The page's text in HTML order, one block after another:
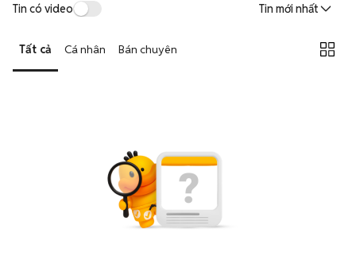
Tin có video Tin mới nhất
Tất cả Cá nhân Bán chuyên